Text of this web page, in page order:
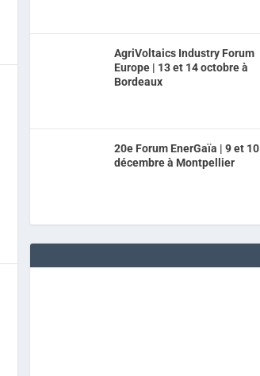
AgriVoltaics Industry Forum
Europe | 13 et 14 octobre à
Bordeaux
20e Forum EnerGaïa | 9 et 10
décembre à Montpellier